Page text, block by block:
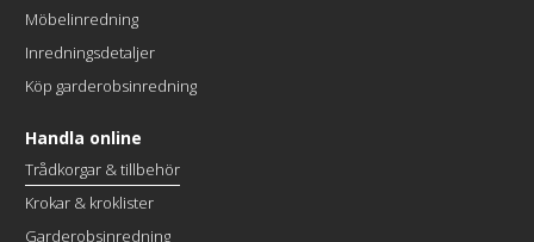
Möbelinredning
Inredningsdetaljer
Köp garderobsinredning
Handla online
Trådkorgar & tillbehör
Krokar & kroklister
Garderobsinredning